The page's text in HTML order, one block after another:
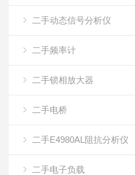
二手动态信号分析仪
二手频率计
二手锁相放大器
二手电桥
二手E4980AL阻抗分析仪
二手电子负载